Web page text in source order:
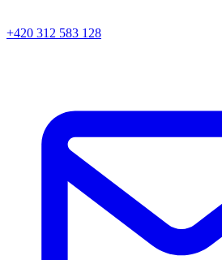
+420 312 583 128